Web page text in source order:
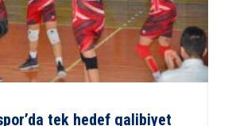
tek hedef galibiyet